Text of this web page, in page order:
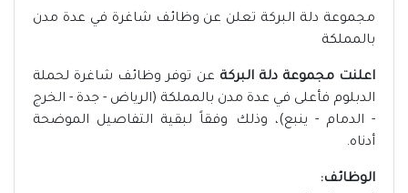
مجموعة دلة البركة تعلن عن وظائف شاغرة في عدة مدن
بالمملكة
اعلنت مجموعة دلة البركة عن توفر وظائف شاغرة لحملة
الدبلوم فأعلى في عدة مدن بالمملكة (الرياض - جدة - الخرج
- الدمام - ينبع)، وذلك وفقاً لبقية التفاصيل الموضحة
أدناه.
الوظائف: